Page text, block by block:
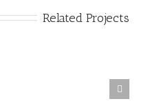
Related Projects
סיר מתהפך אוט' עם בוחש